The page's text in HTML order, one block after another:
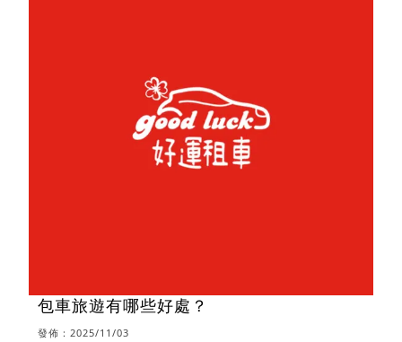
包車旅遊有哪些好處？
發佈：2025/11/03